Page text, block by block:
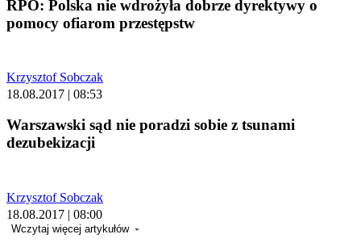
RPO: Polska nie wdrożyła dobrze dyrektywy o
pomocy ofiarom przestępstw
Krzysztof Sobczak
18.08.2017 | 08:53
Warszawski sąd nie poradzi sobie z tsunami
dezubekizacji
Krzysztof Sobczak
18.08.2017 | 08:00
Wczytaj więcej artykułów